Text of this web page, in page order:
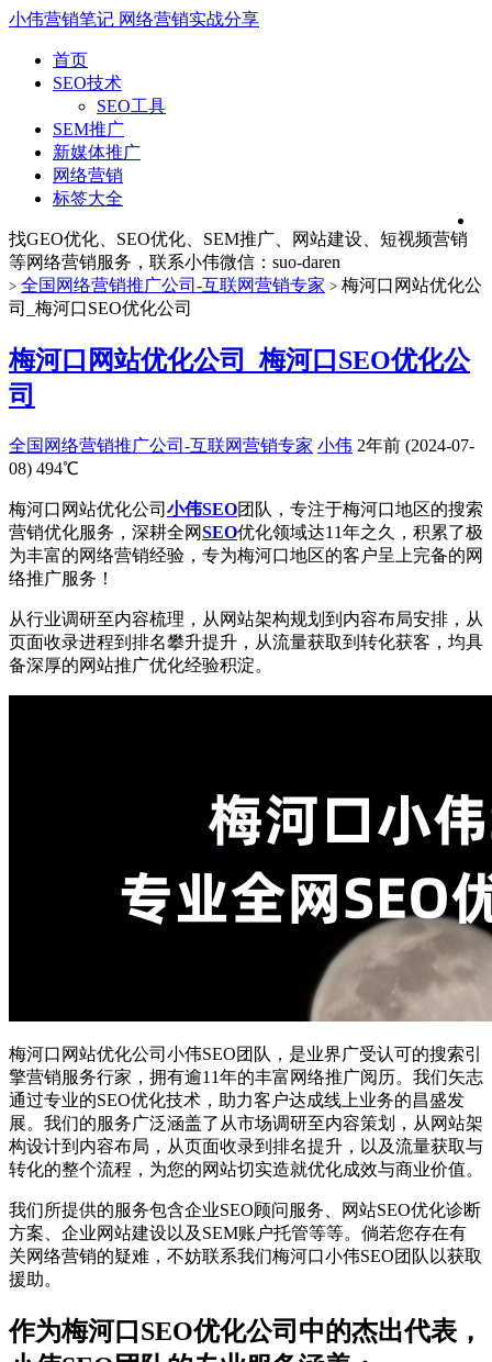
小伟营销笔记 网络营销实战分享
首页
SEO技术
SEO工具
SEM推广
新媒体推广
网络营销
标签大全
找GEO优化、SEO优化、SEM推广、网站建设、短视频营销
等网络营销服务，联系小伟微信：suo-daren
> 全国网络营销推广公司-互联网营销专家 > 梅河口网站优化公
司_梅河口SEO优化公司
梅河口网站优化公司_梅河口SEO优化公
司
全国网络营销推广公司-互联网营销专家 小伟 2年前 (2024-07-
08) 494℃
梅河口网站优化公司 小伟SEO团队，专注于梅河口地区的搜索
营销优化服务，深耕全网SEO优化领域达11年之久，积累了极
为丰富的网络营销经验，专为梅河口地区的客户呈上完备的网
络推广服务！
从行业调研至内容梳理，从网站架构规划到内容布局安排，从
页面收录进程到排名攀升提升，从流量获取到转化获客，均具
备深厚的网站推广优化经验积淀。
梅河口网站优化公司小伟SEO团队，是业界广受认可的搜索引
擎营销服务行家，拥有逾11年的丰富网络推广阅历。我们矢志
通过专业的SEO优化技术，助力客户达成线上业务的昌盛发
展。我们的服务广泛涵盖了从市场调研至内容策划，从网站架
构设计到内容布局，从页面收录到排名提升，以及流量获取与
转化的整个流程，为您的网站切实造就优化成效与商业价值。
我们所提供的服务包含企业SEO顾问服务、网站SEO优化诊断
方案、企业网站建设以及SEM账户托管等等。倘若您存在有
关网络营销的疑难，不妨联系我们梅河口小伟SEO团队以获取
援助。
作为梅河口SEO优化公司中的杰出代表，